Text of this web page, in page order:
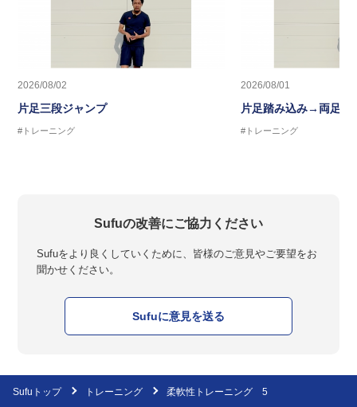
2026/08/02
片足三段ジャンプ
#トレーニング
2026/08/01
片足踏み込み→両足ジ
#トレーニング
Sufuの改善にご協力ください
Sufuをより良くしていくために、皆様のご意見やご要望をお
聞かせください。
Sufuに意見を送る
Sufuトップ トレーニング 柔軟性トレーニング 5